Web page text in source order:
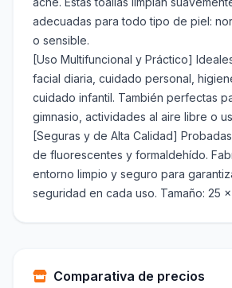
adecuadas para todo tipo de piel:
o sensible.
[Uso Multifuncional y Práctico]
facial diaria, cuidado personal,
cuidado infantil. También perfectas
gimnasio, actividades al aire libre o
[Seguras y de Alta Calidad]
de fluorescentes y formaldehído.
entorno limpio y seguro para
seguridad en cada uso. Tamaño: 25
Comparativa de precios